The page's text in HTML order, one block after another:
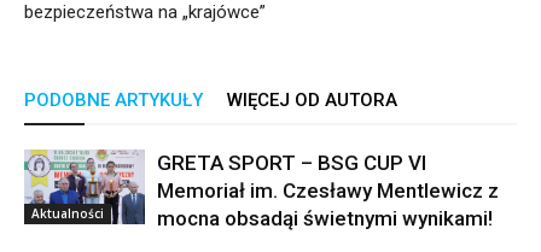
bezpieczeństwa na „krajówce”
PODOBNE ARTYKUŁY WIĘCEJ OD AUTORA
Aktualności
GRETA SPORT – BSG CUP VI
Memoriał im. Czesławy Mentlewicz z
mocna obsadąi świetnymi wynikami!